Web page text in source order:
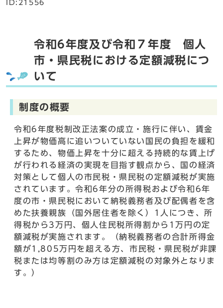
ID:21556
令和6年度及び令和７年度 個人
市・県民税における定額減税につ
いて
制度の概要
令和6年度税制改正法案の成立・施行に伴い、賃金
上昇が物価高に追いついていない国民の負担を緩和
するため、物価上昇を十分に超える持続的な賃上げ
が行われる経済の実現を目指す観点から、国の経済
対策として個人の市民税・県民税の定額減税が実施
されています。令和6年分の所得税および令和6年
度の市・県民税において納税義務者及び配偶者を含
めた扶養親族（国外居住者を除く）1人につき、所
得税から3万円、個人住民税所得割から1万円の定
額減税が実施されます。（納税義務者の合計所得金
額が1,805万円を超える方、市民税・県民税が非課
税または均等割のみ方は定額減税の対象外となりま
す。）